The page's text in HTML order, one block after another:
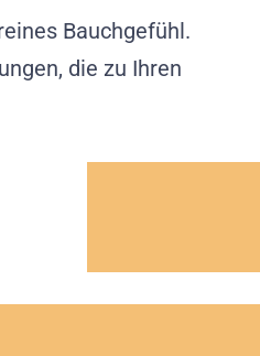
Bauchgefühl.
die zu Ihren